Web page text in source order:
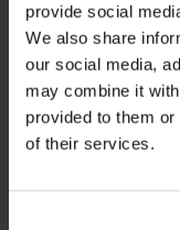
provide social
We also share
our social media,
may combine it
provided to them
of their services.
Julius Meinl
Meinl Logo in rot. Für
eines Café Latte oder
180ml Durchmesser
cm Höhe Tasse: 9,5 cm